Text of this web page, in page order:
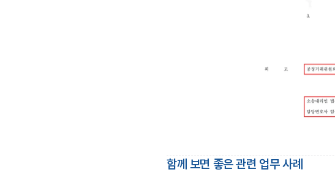
함께 보면 좋은 관련 업무 사례